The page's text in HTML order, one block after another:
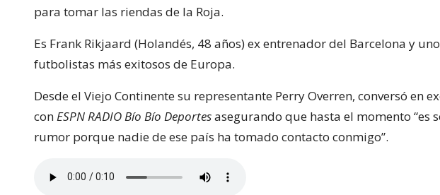
para tomar las riendas de la Roja.
Es Frank Rikjaard (Holandés, 48 años) ex entrenador del Barcelona y
futbolistas más exitosos de Europa.
Desde el Viejo Continente su representante Perry Overren, conversó en
con ESPN RADIO Bío Bío Deportesasegurando que hasta el momento “es
rumor porque nadie de ese país ha tomado contacto conmigo”.